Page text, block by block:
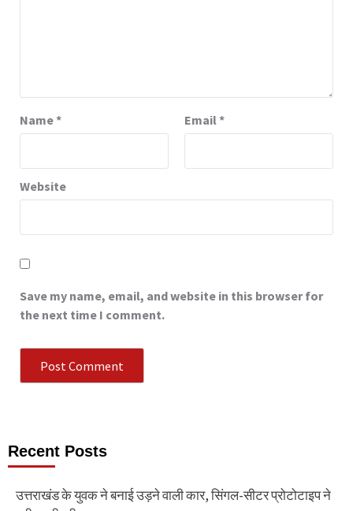
Name* Email*
Website
Save my name, email, and website in this browser for
the next time I comment.
Recent Posts
उत्तराखंड के युवक ने बनाई उड़ने वाली कार, सिंगल-सीटर प्रोटोटाइप ने